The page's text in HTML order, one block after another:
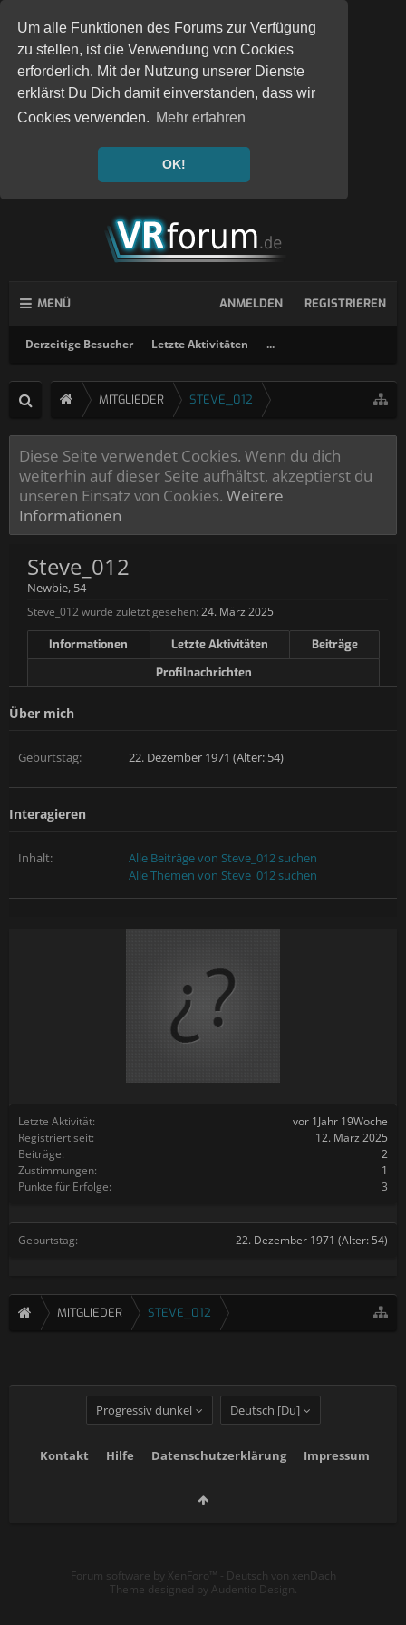
Um alle Funktionen des Forums zur Verfügung
zu stellen, ist die Verwendung von Cookies
erforderlich. Mit der Nutzung unserer Dienste
erklärst Du Dich damit einverstanden, dass wir
Cookies verwenden. Mehr erfahren
OK!
MENÜ
Derzeitige Besucher Letzte Aktivitäten ...
ANMELDEN REGISTRIEREN
MITGLIEDER STEVE_012
Diese Seite verwendet Cookies. Wenn du dich
weiterhin auf dieser Seite aufhältst, akzeptierst du
unseren Einsatz von Cookies. Weitere
Informationen
Letzte Aktivität:
vor 1Jahr 19Woche
Registriert seit:
12. März 2025
Beiträge:
2
Zustimmungen:
1
Punkte für Erfolge:
3
Geburtstag: 22. Dezember 1971 (Alter: 54)
Steve_012
Newbie, 54
Steve_012 wurde zuletzt gesehen: 24. März 2025
Informationen Letzte Aktivitäten
Beiträge
Profilnachrichten
Über mich
Geburtstag: 22. Dezember 1971 (Alter: 54)
Interagieren
Inhalt:
Alle Beiträge von Steve_012 suchen
Alle Themen von Steve_012 suchen
MITGLIEDER STEVE_012
Progressiv dunkel Deutsch [Du]
Kontakt Hilfe Datenschutzerklärung Impressum
Forum software by XenForo™ - Deutsch von xenDach
Theme designed by Audentio Design.